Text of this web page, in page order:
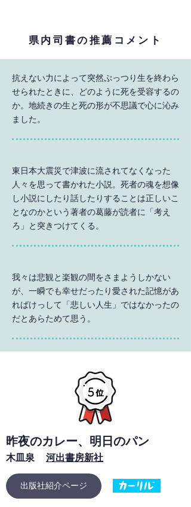
県内司書の推薦コメント
抗えない力によって突然ぷっつり生を終わら
せられたときに、どのように死を受容するの
か。地続きの生と死の形が不思議で心に沁み
ました。
東日本大震災で津波に流されてなくなった
人々を思って書かれた小説。死者の魂を想像
し小説にしたり話したりすることは正しいこ
となのかという著者の葛藤が読者に「考え
ろ」と突きつけてくる。
我々は悲観と楽観の間をさまようしかない
が、一瞬でも幸せだったり愛された記憶があ
ればけっして「悲しい人生」ではなかったの
だとあらためて思う。
昨夜のカレー、明日のパン
木皿泉 河出書房新社
出版社紹介ページ